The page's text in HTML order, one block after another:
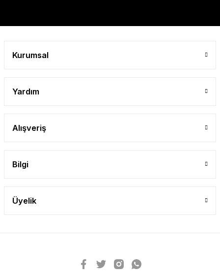
Kurumsal
Yardım
Alışveriş
Bilgi
Üyelik